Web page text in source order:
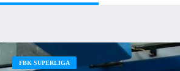
FBK SUPERLIGA